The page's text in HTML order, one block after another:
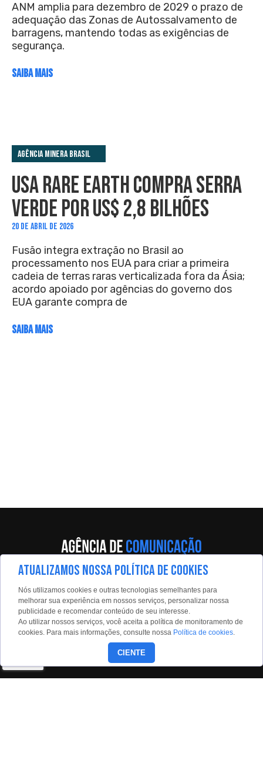
ANM amplia para dezembro de 2029 o prazo de
adequação das Zonas de Autossalvamento de
barragens, mantendo todas as exigências de
segurança.
SAIBA MAIS
Agência Minera Brasil
USA RARE EARTH COMPRA SERRA
VERDE POR US$ 2,8 BILHÕES
20 DE ABRIL DE 2026
Fusão integra extração no Brasil ao
processamento nos EUA para criar a primeira
cadeia de terras raras verticalizada fora da Ásia;
acordo apoiado por agências do governo dos
EUA garante compra de
SAIBA MAIS
Av. Eng. Caetano Álvares, 55 - 5º andar
Limão, São Paulo, 02598-900
Contato:
estadaoconteudo@estadao.com
(11)99350-0439
ATUALIZAMOS NOSSA POLÍTICA DE COOKIES
Nós utilizamos cookies e outras tecnologias semelhantes para
melhorar sua experiência em nossos serviços, personalizar nossa
publicidade e recomendar conteúdo de seu interesse.
Ao utilizar nossos serviços, você aceita a política de monitoramento de
cookies. Para mais informações, consulte nossa Política de cookies.
CIENTE